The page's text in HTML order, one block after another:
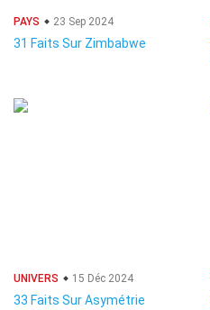
PAYS 23 Sep 2024
31 Faits Sur Zimbabwe
UNIVERS 15 Déc 2024
33 Faits Sur Asymétrie